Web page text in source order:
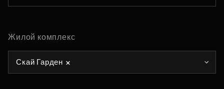
Жилой комплекс
Скай Гарден